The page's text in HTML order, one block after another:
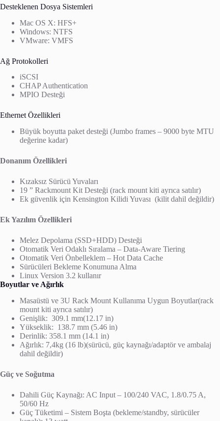
Desteklenen Dosya Sistemleri
Mac OS X: HFS+
Windows: NTFS
VMware: VMFS
Ağ Protokolleri
iSCSI
CHAP Authentication
MPIO Desteği
Ethernet Özellikleri
Büyük boyutta paket desteği (Jumbo frames – 9000 byte MTU
değerine kadar)
Donanım Özellikleri
Kızaksız Sürücü Yuvaları
19 ” Rackmount Kit Desteği (rack mount kiti ayrıca satılır)
Ek güvenlik için Kensington Kilidi Yuvası (kilit dahil değildir)
Ek Yazılım Özellikleri
Melez Depolama (SSD+HDD) Desteği
Otomatik Veri Odaklı Sıralama – Data-Aware Tiering
Otomatik Veri Önbelleklem – Hot Data Cache
Sürücüleri Bekleme Konumuna Alma
Linux Version 3.2 kullanır
Boyutlar ve Ağırlık
Masaüstü ve 3U Rack Mount Kullanıma Uygun Boyutlar(rack
mount kiti ayrıca satılır)
Genişlik: 309.1 mm(12.17 in)
Yükseklik: 138.7 mm (5.46 in)
Derinlik: 358.1 mm (14.1 in)
Ağırlık: 7,4kg (16 lb)(sürücü, güç kaynağı/adaptör ve ambalaj
dahil değildir)
Güç ve Soğutma
Dahili Güç Kaynağı: AC Input – 100/240 VAC, 1.8/0.75 A,
50/60 Hz
Güç Tüketimi – Sistem Boşta (bekleme/standby, sürücüler